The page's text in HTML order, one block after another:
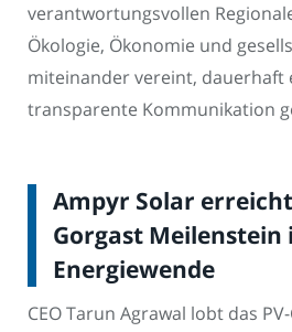
verantwortungsvollen
Ökologie, Ökonomie und
miteinander vereint, dauerhaft
transparente Kommunikation
Ampyr Solar
Gorgast Meilenstein
Energiewende
CEO Tarun Agrawal lobt das